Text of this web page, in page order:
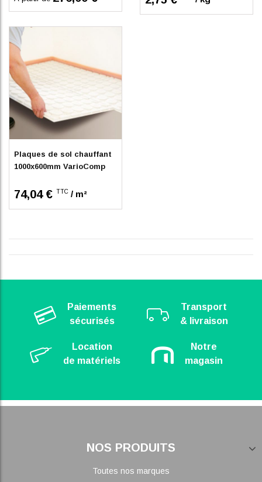
En stock
Plaques de sol chauffant
1000x600mm VarioComp
74,04 € TTC / m²
Paiements
sécurisés
Transport
& livraison
Location
de matériels
Notre
magasin
NOS PRODUITS
Toutes nos marques